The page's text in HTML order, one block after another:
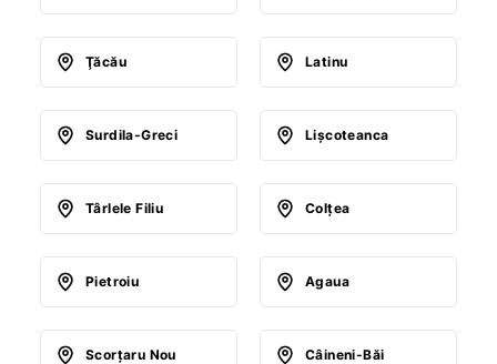
Ţăcău Latinu
Surdila-Greci Lişcoteanca
Târlele Filiu Colţea
Pietroiu Agaua
Scorţaru Nou Câineni-Băi